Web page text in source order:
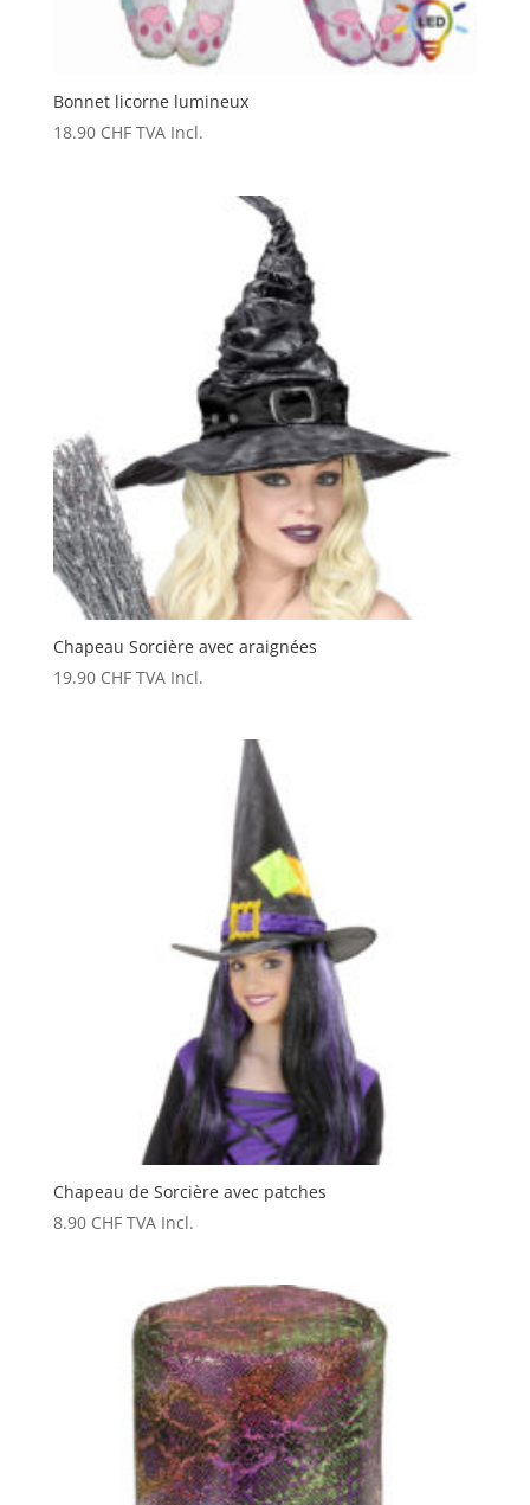
Bonnet licorne lumineux
18.90 CHF TVA Incl.
Chapeau Sorcière avec araignées
19.90 CHF TVA Incl.
Chapeau de Sorcière avec patches
8.90 CHF TVA Incl.